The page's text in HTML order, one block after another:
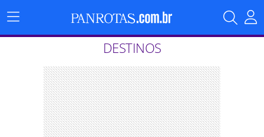
Menu
Principal
DESTINOS